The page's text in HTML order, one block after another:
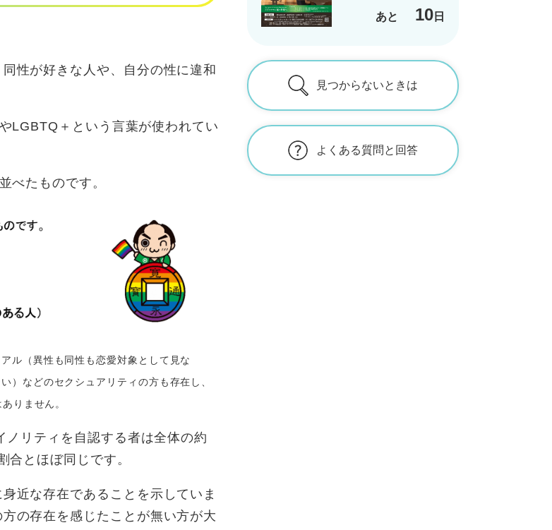
性が好きな人や、自分の性に違和
LGBTQ＋という言葉が使われてい
べたものです。
ル（異性も同性も恋愛対象として見な
）などのセクシュアリティの方も存在し、
りません。
リティを自認する者は全体の約
とほぼ同じです。
近な存在であることを示していま
の存在を感じたことが無い方が大
あと 10 日
見つからないときは
よくある質問と回答